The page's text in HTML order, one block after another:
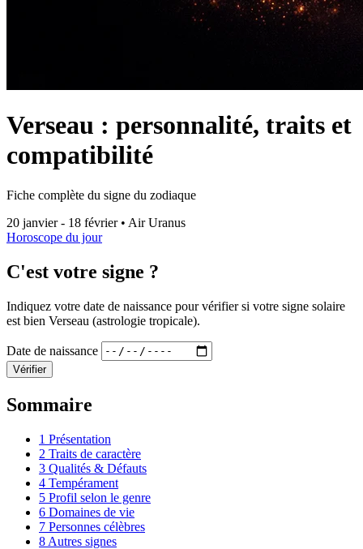
Verseau : personnalité, traits et
compatibilité
Fiche complète du signe du zodiaque
20 janvier - 18 février • Air Uranus
Horoscope du jour
C'est votre signe ?
Indiquez votre date de naissance pour vérifier si votre signe solaire
est bien Verseau (astrologie tropicale).
Date de naissance
Vérifier
Sommaire
1 Présentation
2 Traits de caractère
3 Qualités & Défauts
4 Tempérament
5 Profil selon le genre
6 Domaines de vie
7 Personnes célèbres
8 Autres signes